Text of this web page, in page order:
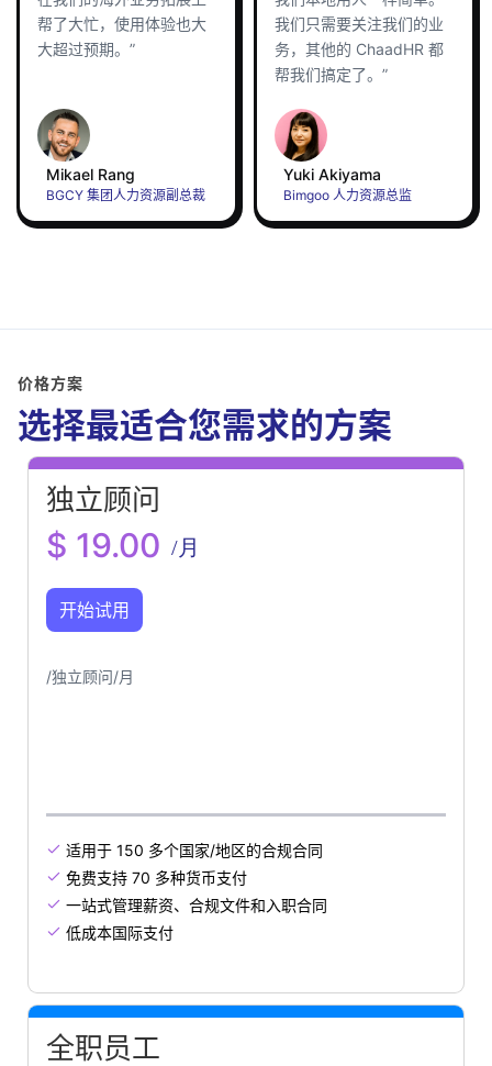
帮了大忙，使用体验也大
大超过预期。”
Mikael Rang
BGCY 集团人力资源副总裁
我们只需要关注我们的业
务，其他的 ChaadHR 都
帮我们搞定了。”
Yuki Akiyama
Bimgoo 人力资源总监
价格方案
选择最适合您需求的方案
独立顾问
$ 19.00 /月
开始试用
/独立顾问/月
 适用于 150 多个国家/地区的合规合同
 免费支持 70 多种货币支付
 一站式管理薪资、合规文件和入职合同
 低成本国际支付
全职员工